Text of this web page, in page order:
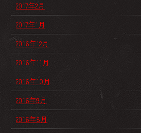
2017年2月
2017年1月
2016年12月
2016年11月
2016年10月
2016年9月
2016年8月